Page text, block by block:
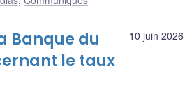
10 juin 2026
Banque du
le taux